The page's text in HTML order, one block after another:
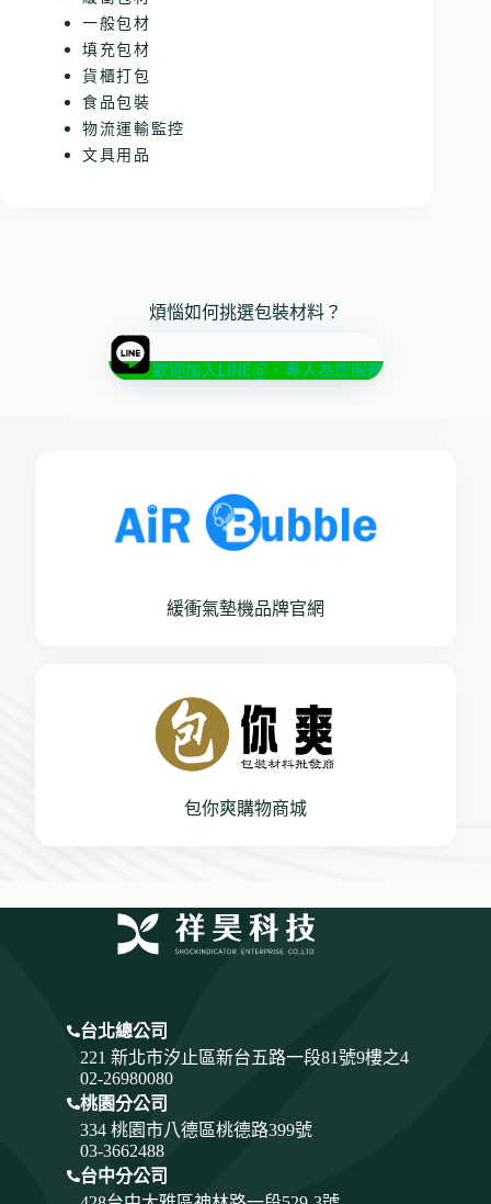
一般包材
填充包材
貨櫃打包
食品包裝
物流運輸監控
文具用品
煩惱如何挑選包裝材料？
歡迎加入LINE@，專人為您服務
緩衝氣墊機品牌官網
包你爽購物商城
台北總公司
221 新北市汐止區新台五路一段81號9樓之4
02-26980080
桃園分公司
334 桃園市八德區桃德路399號
03-3662488
台中分公司